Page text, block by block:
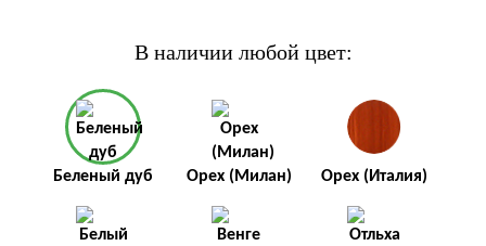
В наличии любой цвет:
Беленый дуб Орех (Милан) Орех (Италия)